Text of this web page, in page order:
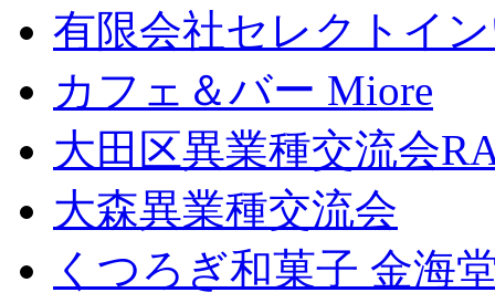
有限会社セレクトイ
カフェ＆バー Miore
大田区異業種交流会
大森異業種交流会
くつろぎ和菓子 金海